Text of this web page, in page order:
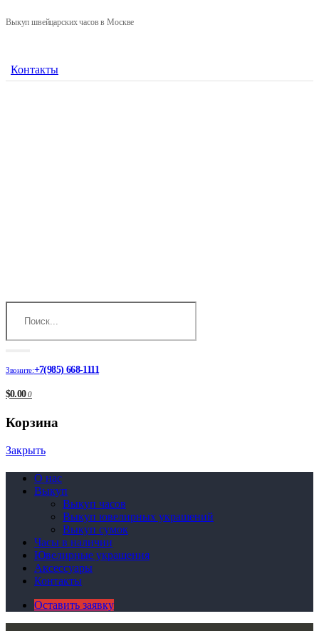
Выкуп швейцарских часов в Москве
Контакты
Звоните:+7(985) 668-1111
$0.00 0
Корзина
Закрыть
О нас
Выкуп
Выкуп часов
Выкуп ювелирных украшений
Выкуп сумок
Часы в наличии
Ювелирные украшения
Аксессуары
Контакты
Оставить заявку